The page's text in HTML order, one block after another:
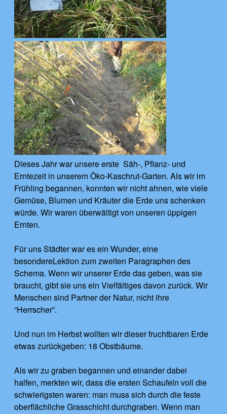
Dieses Jahr war unsere erste Säh-, Pflanz- und
Erntezeit in unserem Öko-Kaschrut-Garten. Als wir im
Frühling begannen, konnten wir nicht ahnen, wie viele
Gemüse, Blumen und Kräuter die Erde uns schenken
würde. Wir waren überwältigt von unseren üppigen
Ernten.
Für uns Städter war es ein Wunder, eine
besondereLektion zum zweiten Paragraphen des
Schema. Wenn wir unserer Erde das geben, was sie
braucht, gibt sie uns ein Vielfältiges davon zurück. Wir
Menschen sind Partner der Natur, nicht ihre
“Herrscher”.
Und nun im Herbst wollten wir dieser fruchtbaren Erde
etwas zurückgeben: 18 Obstbäume.
Als wir zu graben begannen und einander dabei
halfen, merkten wir, dass die ersten Schaufeln voll die
schwierigsten waren: man muss sich durch die feste
oberflächliche Grasschicht durchgraben. Wenn man